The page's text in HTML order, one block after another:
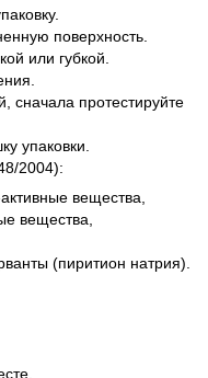
поверхность.
или губкой.
сначала протестируйте
упаковки.
2004):
вещества,
вещества,
(пиритион натрия).